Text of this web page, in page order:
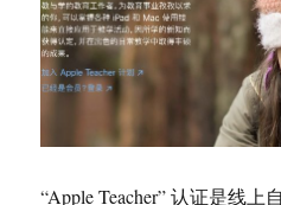
“Apple Teacher” 认证是线